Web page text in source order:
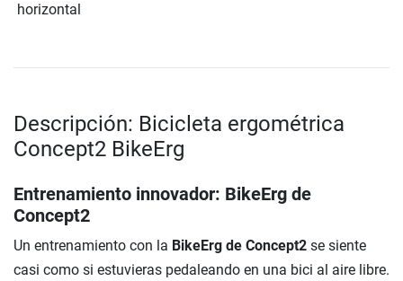
horizontal
Descripción: Bicicleta ergométrica
Concept2 BikeErg
Entrenamiento innovador: BikeErg de
Concept2
Un entrenamiento con la BikeErg de Concept2 se siente
casi como si estuvieras pedaleando en una bici al aire libre.